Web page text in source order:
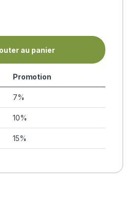
au panier
Promotion
7%
10%
15%